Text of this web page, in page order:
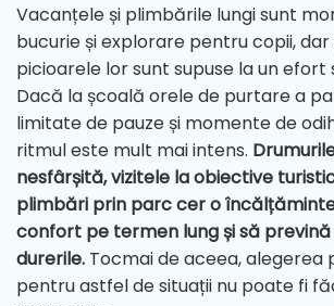
Vacanțele și plimbările lungi sunt
bucurie și explorare pentru copii, dar
picioarele lor sunt supuse la un efort
Dacă la școală orele de purtare a
limitate de pauze și momente de
ritmul este mult mai intens.
nesfârșită, vizitele la obiective
plimbări prin parc cer o
confort pe termen lung și să prevină
durerile. Tocmai de aceea, alegerea
pentru astfel de situații nu poate fi